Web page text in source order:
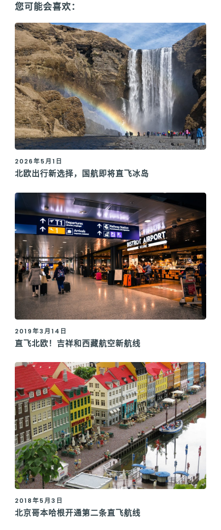
您可能会喜欢：
2026年5月1日
北欧出行新选择，国航即将直飞冰岛
2019年3月14日
直飞北欧！吉祥和西藏航空新航线
2018年5月3日
北京哥本哈根开通第二条直飞航线